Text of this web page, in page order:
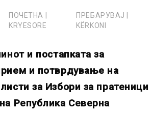
ПОЧЕТНА |
KRYESORE
ПРЕБАРУВАЈ |
KËRKONI
и постапката за
и потврдување на
за Избори за пратеници
Република Северна